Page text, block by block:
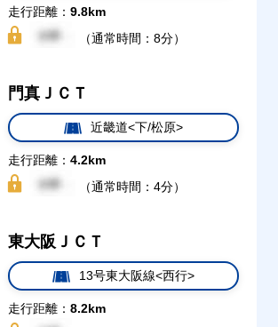
走行距離： 9.8km
（通常時間：8分）
門真ＪＣＴ
近畿道<下/松原>
走行距離： 4.2km
（通常時間：4分）
東大阪ＪＣＴ
13号東大阪線<西行>
走行距離： 8.2km